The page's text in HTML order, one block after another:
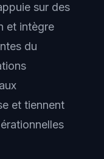
sur des
et intègre
du
et tiennent